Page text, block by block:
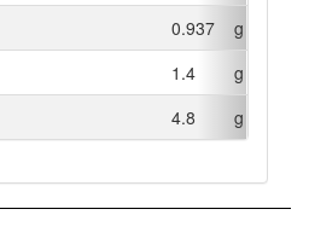
0.937
g
1.4
g
4.8 g